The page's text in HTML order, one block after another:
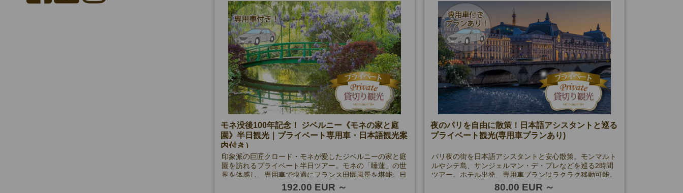
モネ没後100年記念！ ジベルニー《モネの家と庭
園》半日観光｜プライベート専用車・日本語観光案
内付き）
印象派の巨匠クロード・モネが愛したジベルニーの家と庭
園を訪れるプライベート半日ツアー。モネの「睡蓮」の世
界を体感し、専用車で快適にフランス田園風景を堪能。日
本語アシスタント付きで安心の観光体験を。
192.00 EUR
夜のパリを自由に散策！日本語アシスタントと巡る
プライベート観光(専用車プランあり)
パリ夜の街を日本語アシスタントと安心散策。モンマルト
ルやシテ島、サンジェルマン・デ・プレなどを巡る2時間
ツアー。ホテル出発、専用車プランはラクラク移動可能。
80.00 EUR